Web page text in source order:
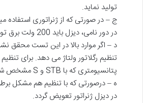
تولید نماید.
ج – در صورتی که از ژنراتوری استفاده
در دور نامی، دیزل باید 200 ولت برق تولید کند.
د – اگر موارد بالا در این تست محقق
تنظیم رگلاتور ولتاژ می دهد. برای تنظیم
پتانسیومتری که با STB و S مشخص شده استفاده کرد.
ه – درصورتی که با تنظیم هم مشکل
در دیزل ژنراتور تعویض گردد.